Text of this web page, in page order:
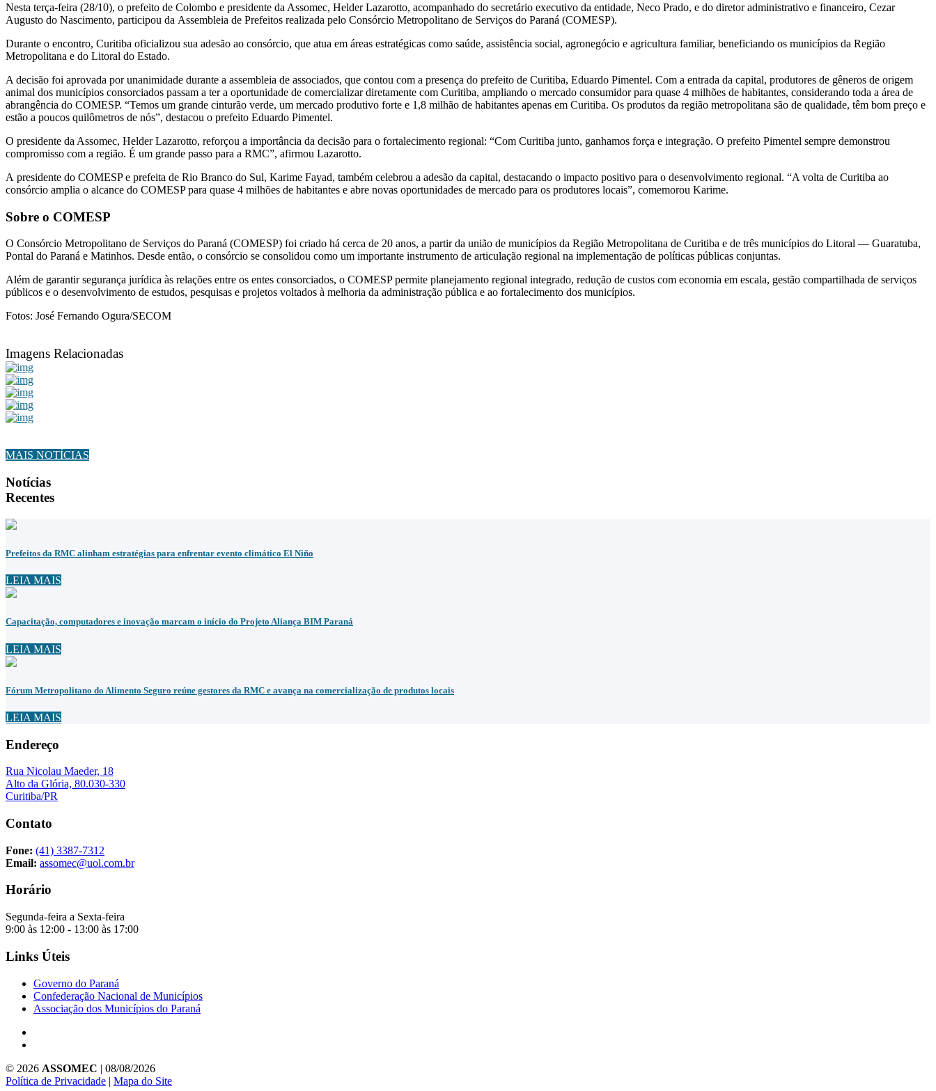
Nesta terça-feira (28/10), o prefeito de Colombo e presidente da Assomec, Helder Lazarotto, acompanhado do secretário executivo da entidade, Neco Prado, e do diretor administrativo e financeiro, Cezar
Augusto do Nascimento, participou da Assembleia de Prefeitos realizada pelo Consórcio Metropolitano de Serviços do Paraná (COMESP).
Durante o encontro, Curitiba oficializou sua adesão ao consórcio, que atua em áreas estratégicas como saúde, assistência social, agronegócio e agricultura familiar, beneficiando os municípios da Região
Metropolitana e do Litoral do Estado.
A decisão foi aprovada por unanimidade durante a assembleia de associados, que contou com a presença do prefeito de Curitiba, Eduardo Pimentel. Com a entrada da capital, produtores de gêneros de origem
animal dos municípios consorciados passam a ter a oportunidade de comercializar diretamente com Curitiba, ampliando o mercado consumidor para quase 4 milhões de habitantes, considerando toda a área de
abrangência do COMESP. “Temos um grande cinturão verde, um mercado produtivo forte e 1,8 milhão de habitantes apenas em Curitiba. Os produtos da região metropolitana são de qualidade, têm bom preço e
estão a poucos quilômetros de nós”, destacou o prefeito Eduardo Pimentel.
O presidente da Assomec, Helder Lazarotto, reforçou a importância da decisão para o fortalecimento regional: “Com Curitiba junto, ganhamos força e integração. O prefeito Pimentel sempre demonstrou
compromisso com a região. É um grande passo para a RMC”, afirmou Lazarotto.
A presidente do COMESP e prefeita de Rio Branco do Sul, Karime Fayad, também celebrou a adesão da capital, destacando o impacto positivo para o desenvolvimento regional. “A volta de Curitiba ao
consórcio amplia o alcance do COMESP para quase 4 milhões de habitantes e abre novas oportunidades de mercado para os produtores locais”, comemorou Karime.
Sobre o COMESP
O Consórcio Metropolitano de Serviços do Paraná (COMESP) foi criado há cerca de 20 anos, a partir da união de municípios da Região Metropolitana de Curitiba e de três municípios do Litoral — Guaratuba,
Pontal do Paraná e Matinhos. Desde então, o consórcio se consolidou como um importante instrumento de articulação regional na implementação de políticas públicas conjuntas.
Além de garantir segurança jurídica às relações entre os entes consorciados, o COMESP permite planejamento regional integrado, redução de custos com economia em escala, gestão compartilhada de serviços
públicos e o desenvolvimento de estudos, pesquisas e projetos voltados à melhoria da administração pública e ao fortalecimento dos municípios.
Fotos: José Fernando Ogura/SECOM
Imagens Relacionadas
MAIS NOTÍCIAS
Notícias
Recentes
Prefeitos da RMC alinham estratégias para enfrentar evento climático El Niño
LEIA MAIS
Capacitação, computadores e inovação marcam o início do Projeto Aliança BIM Paraná
LEIA MAIS
Fórum Metropolitano do Alimento Seguro reúne gestores da RMC e avança na comercialização de produtos locais
LEIA MAIS
Endereço
Rua Nicolau Maeder, 18
Alto da Glória, 80.030-330
Curitiba/PR
Contato
Fone: (41) 3387-7312
Email: assomec@uol.com.br
Horário
Segunda-feira a Sexta-feira
9:00 às 12:00 - 13:00 às 17:00
Links Úteis
Governo do Paraná
Confederação Nacional de Municípios
Associação dos Municípios do Paraná
© 2026 ASSOMEC | 08/08/2026
Política de Privacidade | Mapa do Site